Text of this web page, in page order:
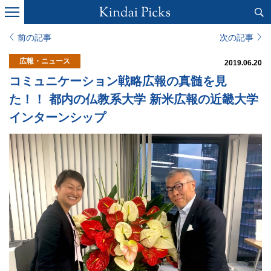
前の記事 次の記事
広報・ニュース 2019.06.20
コミュニケーション戦略広報の真髄を見
た！！ 都内の仏教系大学 新米広報の近畿大学
インターンシップ